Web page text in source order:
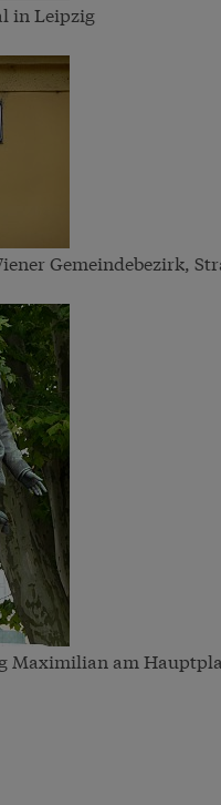
in Leipzig
Gemeindebezirk,
Maximilian am